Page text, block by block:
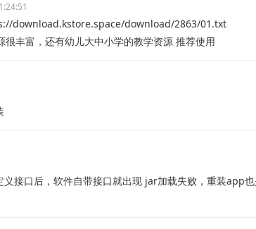
download.kstore.space/download/2863/01.txt
很丰富，还有幼儿大中小学的教学资源 推荐使用
接口后，软件自带接口就出现 jar加载失败，重装app